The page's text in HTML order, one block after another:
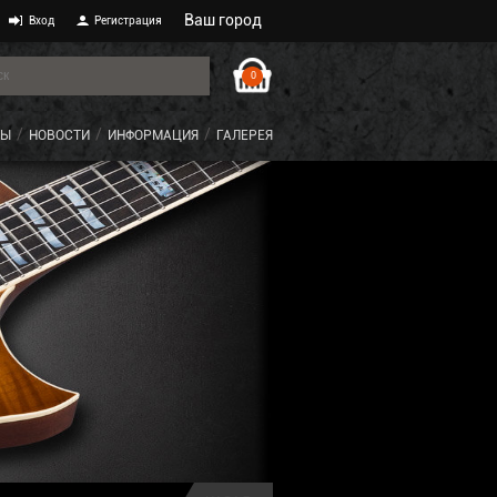
0
НОВОСТИ ИНФОРМАЦИЯ ГАЛЕРЕЯ
Вход Регистрация Ваш город